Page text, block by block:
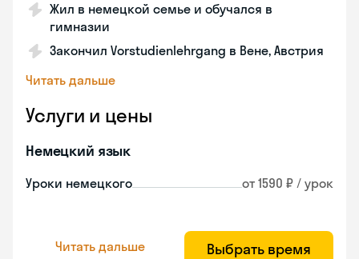
Жил в немецкой семье и обучался в
гимназии
Закончил Vorstudienlehrgang в Вене, Австрия
Читать дальше
Услуги и цены
Немецкий язык
Уроки немецкого от 1590 ₽ / урок
Читать дальше Выбрать время